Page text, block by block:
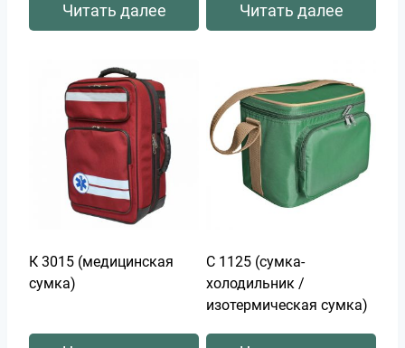
Читать далее Читать далее
К 3015 (медицинская
сумка)
С 1125 (сумка-
холодильник /
изотермическая сумка)